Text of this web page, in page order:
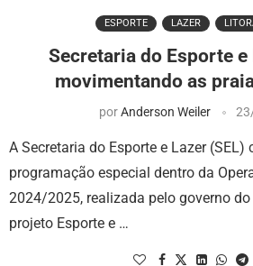
ESPORTE LAZER
Secretaria do Esporte e
movimentando as
porAnderson Weiler
A Secretaria do Esporte e Lazer
programação especial dentro da
2024/2025, realizada pelo governo
projeto Esporte e …